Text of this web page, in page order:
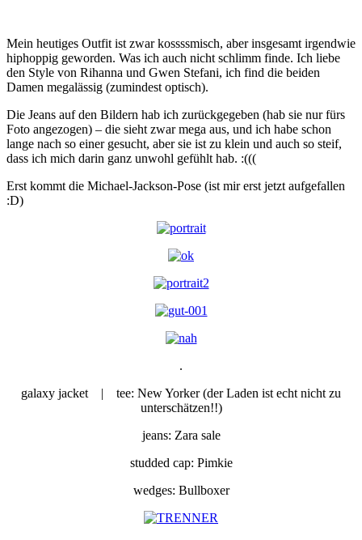
Mein heutiges Outfit ist zwar kossssmisch, aber insgesamt irgendwie
hiphoppig geworden. Was ich auch nicht schlimm finde. Ich liebe
den Style von Rihanna und Gwen Stefani, ich find die beiden
Damen megalässig (zumindest optisch).
Die Jeans auf den Bildern hab ich zurückgegeben (hab sie nur fürs
Foto angezogen) – die sieht zwar mega aus, und ich habe schon
lange nach so einer gesucht, aber sie ist zu klein und auch so steif,
dass ich mich darin ganz unwohl gefühlt hab. :(((
Erst kommt die Michael-Jackson-Pose (ist mir erst jetzt aufgefallen
:D)
.
galaxy jacket | tee: New Yorker (der Laden ist echt nicht zu
unterschätzen!!)
jeans: Zara sale
studded cap: Pimkie
wedges: Bullboxer